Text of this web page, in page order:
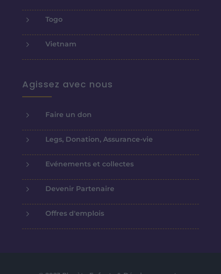
5 Togo
5 Vietnam
Agissez avec nous
5 Faire un don
5 Legs, Donation, Assurance-vie
5 Evénements et collectes
5 Devenir Partenaire
5 Offres d'emplois